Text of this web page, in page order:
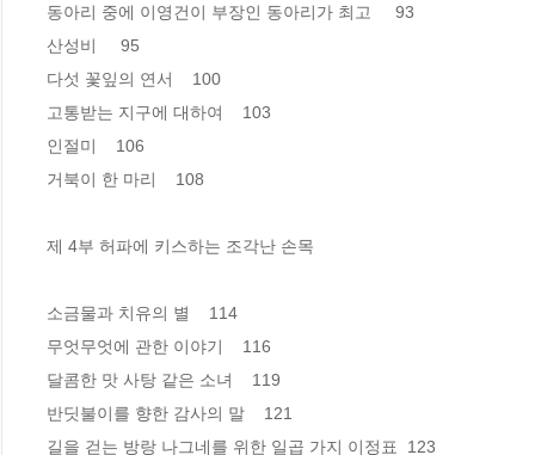
동아리 중에 이영건이 부장인 동아리가 최고     93
산성비     95
다섯 꽃잎의 연서    100
고통받는 지구에 대하여    103
인절미    106
거북이 한 마리    108
제 4부 허파에 키스하는 조각난 손목
소금물과 치유의 별    114
무엇무엇에 관한 이야기    116
달콤한 맛 사탕 같은 소녀    119
반딧불이를 향한 감사의 말    121
길을 걷는 방랑 나그네를 위한 일곱 가지 이정표  123